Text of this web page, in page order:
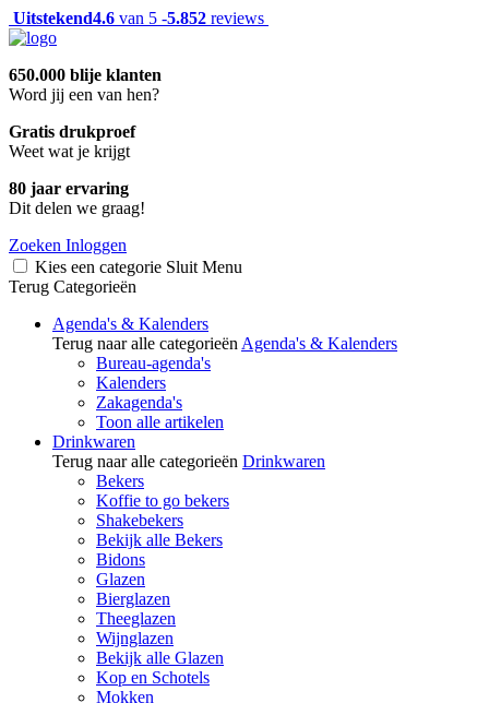
Uitstekend4.6 van 5 -5.852 reviews
650.000 blije klanten
Word jij een van hen?
Gratis drukproef
Weet wat je krijgt
80 jaar ervaring
Dit delen we graag!
Zoeken Inloggen
Kies een categorie Sluit Menu
Terug Categorieën
Agenda's & Kalenders
Terug naar alle categorieën Agenda's & Kalenders
Bureau-agenda's
Kalenders
Zakagenda's
Toon alle artikelen
Drinkwaren
Terug naar alle categorieën Drinkwaren
Bekers
Koffie to go bekers
Shakebekers
Bekijk alle Bekers
Bidons
Glazen
Bierglazen
Theeglazen
Wijnglazen
Bekijk alle Glazen
Kop en Schotels
Mokken